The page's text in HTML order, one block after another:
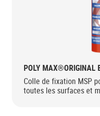
POLY MAX®ORIGINAL
Colle de fixation MSP
toutes les surfaces et